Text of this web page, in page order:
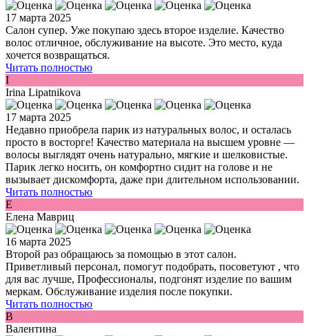
17 марта 2025
Салон супер. Уже покупаю здесь второе изделие. Качество
волос отличное, обслуживание на высоте. Это место, куда
хочется возвращаться.
Читать полностью
I
Irina Lipatnikova
17 марта 2025
Недавно приобрела парик из натуральных волос, и осталась
просто в восторге! Качество материала на высшем уровне —
волосы выглядят очень натурально, мягкие и шелковистые.
Парик легко носить, он комфортно сидит на голове и не
вызывает дискомфорта, даже при длительном использовании.
Читать полностью
Е
Елена Мавриц
16 марта 2025
Второй раз обращаюсь за помощью в этот салон.
Приветливый персонал, помогут подобрать, посоветуют , что
для вас лучше, Профессионалы, подгонят изделие по вашим
меркам. Обслуживание изделия после покупки.
Читать полностью
В
Валентина